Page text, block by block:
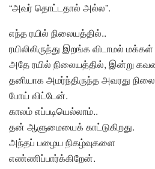
“அவர் தொட்டதால் அல்ல”.
எந்த ரயில் நிலையத்தில்..
ரயிலிலிருந்து இறங்க விடாமல்
அதே ரயில் நிலையத்தில், இன்று
தனியாக அமர்ந்திருந்த அவரது
போய் விட்டேன்.
காலம் எப்படியெல்லாம்..
தன் ஆளுமையைக் காட்டுகிறது.
அந்தப் பழைய நிகழ்வுகளை
எண்ணிப்பார்க்கிறேன்.